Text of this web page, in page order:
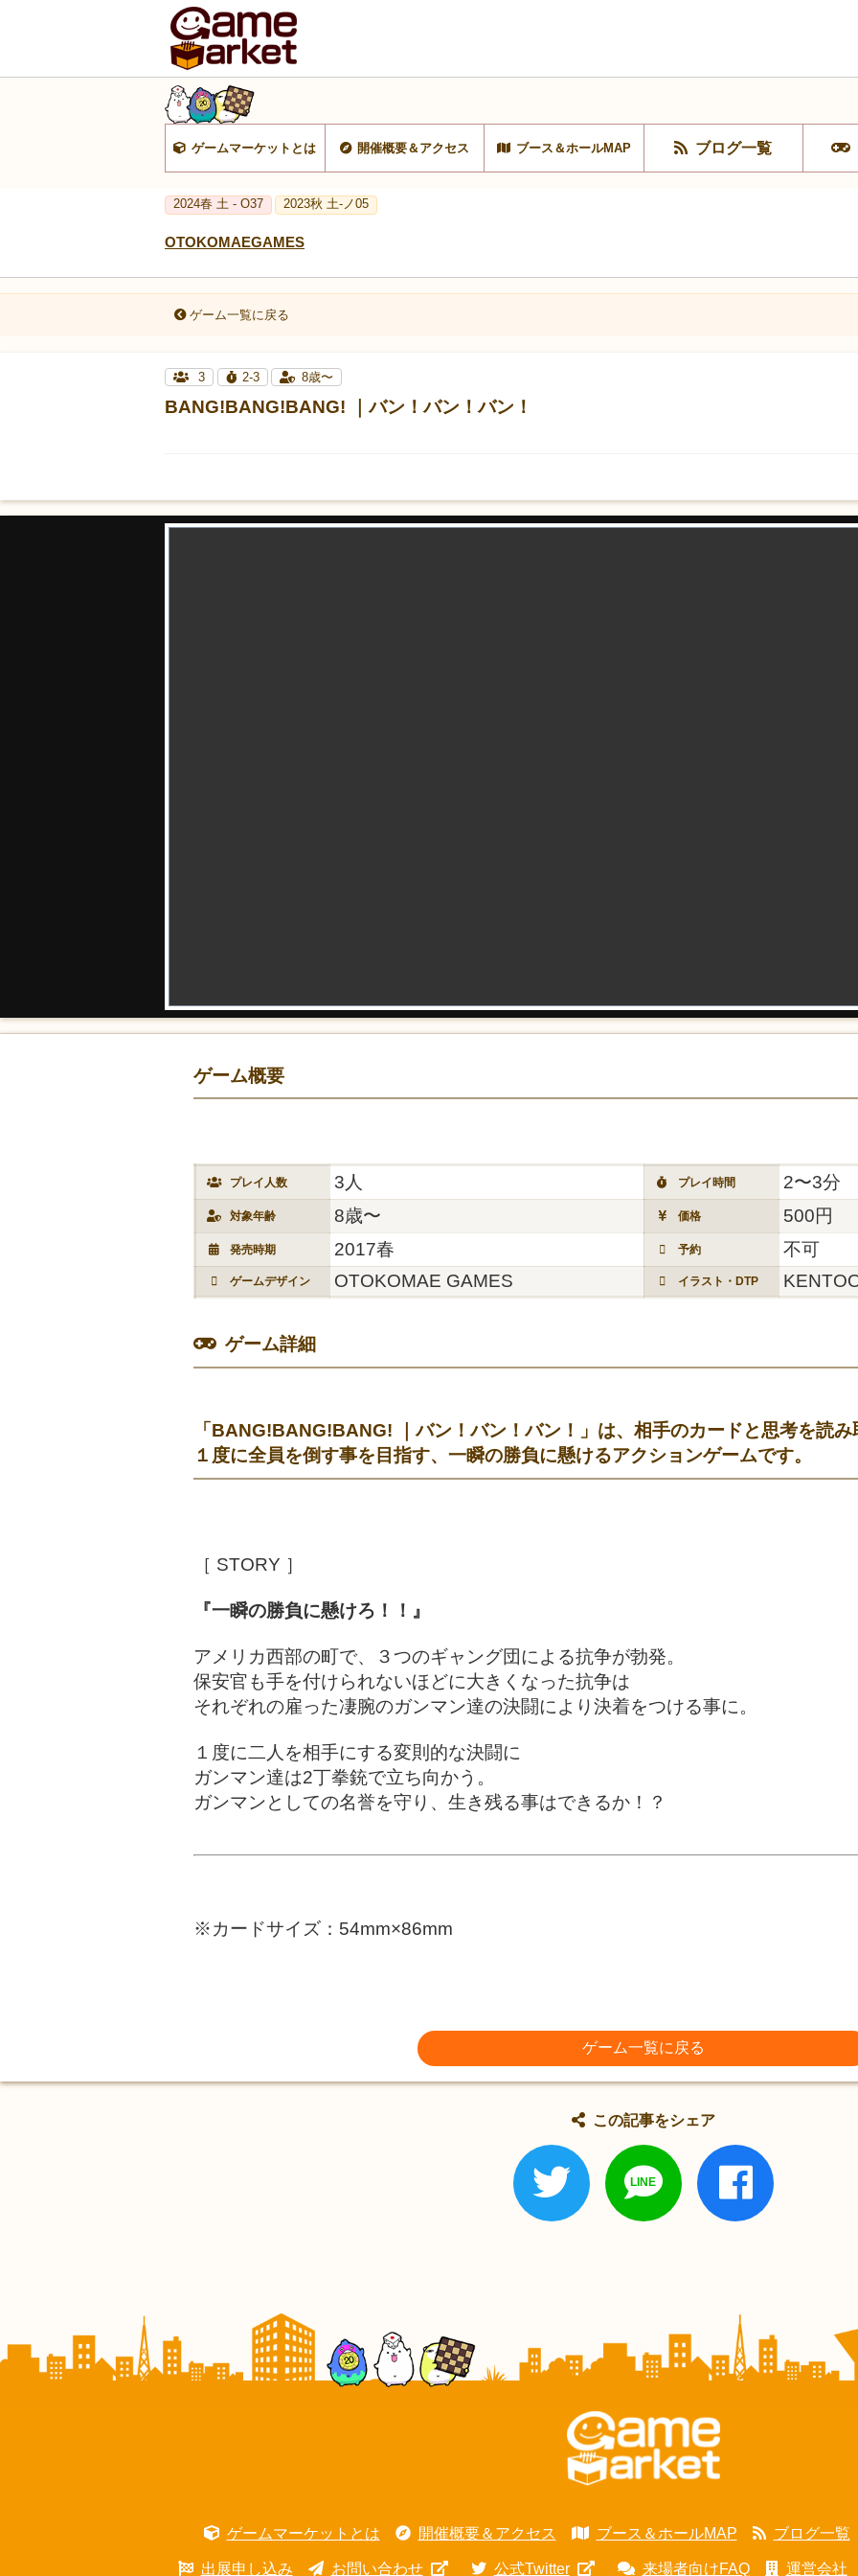
ゲームマーケットとは 開催概要＆アクセス ブース＆ホールMAP ブログ一覧
2024春 土 - O37 2023秋 土-ノ05
OTOKOMAEGAMES
ゲーム一覧に戻る
3 2-3 8歳〜
BANG!BANG!BANG! ｜バン！バン！バン！
ゲーム概要
プレイ人数 3人 プレイ時間 2〜3分
対象年齢 8歳〜 価格 500円
発売時期 2017春 予約 不可
ゲームデザイン OTOKOMAE GAMES イラスト・DTP
ゲーム詳細
「BANG!BANG!BANG! ｜バン！バン！バン！」は、相手のカードと思考を読み
１度に全員を倒す事を目指す、一瞬の勝負に懸けるアクションゲームです。
［ STORY ］
『一瞬の勝負に懸けろ！！』
アメリカ西部の町で、３つのギャング団による抗争が勃発。
保安官も手を付けられないほどに大きくなった抗争は
それぞれの雇った凄腕のガンマン達の決闘により決着をつける事に。
１度に二人を相手にする変則的な決闘に
ガンマン達は2丁拳銃で立ち向かう。
ガンマンとしての名誉を守り、生き残る事はできるか！？
※カードサイズ：54mm×86mm
ゲーム一覧に戻る
この記事をシェア
ゲームマーケットとは 開催概要＆アクセス ブース＆ホールMAP ブログ一覧
出展申し込み お問い合わせ 公式Twitter 来場者向けFAQ 運営会社